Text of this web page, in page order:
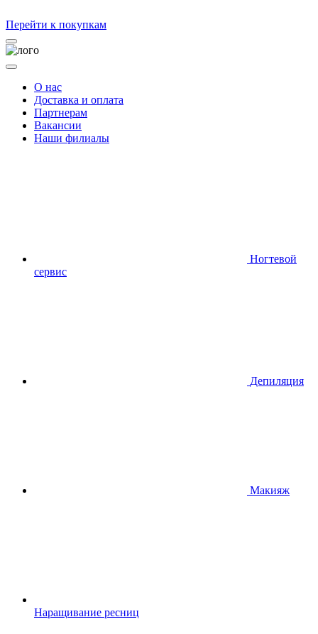
Перейти к покупкам
О нас
Доставка и оплата
Партнерам
Вакансии
Наши филиалы
Ногтевой
сервис
Депиляция
Макияж
Наращивание ресниц